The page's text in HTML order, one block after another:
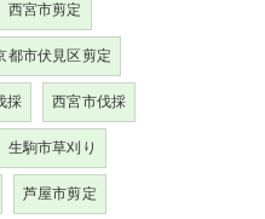
西宮市剪定
都市伏見区剪定
採 西宮市伐採
生駒市草刈り
芦屋市剪定